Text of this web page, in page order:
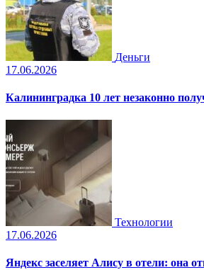
Деньги
17.06.2026
Калининградка 10 лет незаконно
Технологии
17.06.2026
Яндекс заселяет Алису в отели: она